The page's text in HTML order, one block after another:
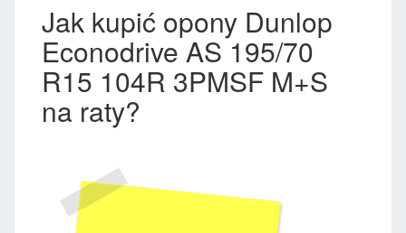
Jak kupić opony Dunlop
Econodrive AS 195/70
R15 104R 3PMSF M+S
na raty?